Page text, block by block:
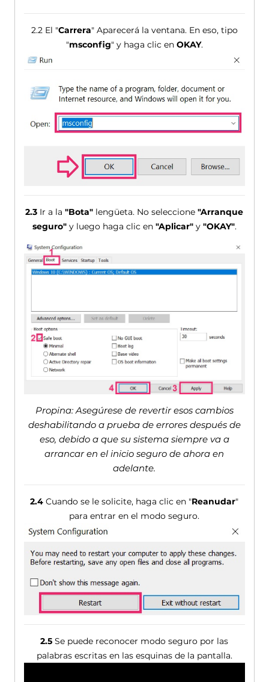
2.2 El "Carrera" Aparecerá la ventana. En eso, tipo
"msconfig" y haga clic en OKAY.
2.3 Ir a la"Bota" lengüeta. No seleccione"Arranque
seguro"y luego haga clic en "Aplicar"y "OKAY".
Propina: Asegúrese de revertir esos cambios
deshabilitando a prueba de errores después de
eso, debido a que su sistema siempre va a
arrancar en el inicio seguro de ahora en
adelante.
2.4 Cuando se le solicite, haga clic en "Reanudar"
para entrar en el modo seguro.
2.5 Se puede reconocer modo seguro por las
palabras escritas en las esquinas de la pantalla.